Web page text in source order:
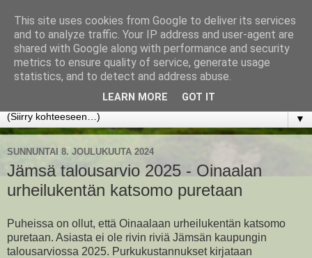
www.jyrkikokko.fi
Uusi Suunta - Jokainen hetki tarjoaa tilaisuuden muuttaa
▼
SUNNUNTAI 8. JOULUKUUTA 2024
Jämsä talousarvio 2025 - Oinaalan
urheilukentän katsomo puretaan
Puheissa on ollut, että Oinaalaan urheilukentän katsomo
puretaan. Asiasta ei ole rivin riviä Jämsän kaupungin
talousarviossa 2025. Purkukustannukset kirjataan
This site uses cookies from Google to deliver its services
and to analyze traffic. Your IP address and user-agent are
shared with Google along with performance and security
metrics to ensure quality of service, generate usage
statistics, and to detect and address abuse.
LEARN MORE GOT IT